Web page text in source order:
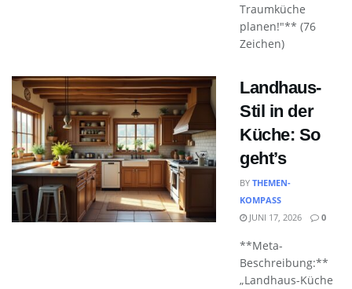
Traumküche
planen!"** (76
Zeichen)
Landhaus-
Stil in der
Küche: So
geht’s
BY THEMEN-
KOMPASS
JUNI 17, 2026
0
**Meta-
Beschreibung:**
„Landhaus-Küche